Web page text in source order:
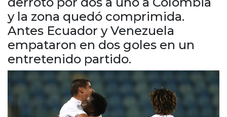
Cruz del Eje
Corredor de Ansenuza
La Carlota y zona
Laboulaye y sur
Bell Ville
Río Tercero
Despeñaderos
y la zona quedó comprimida.
Antes Ecuador y Venezuela
empataron en dos goles en un
entretenido partido.